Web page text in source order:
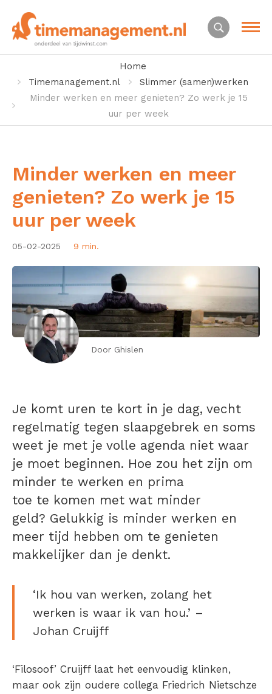
Home
Timemanagement.nl
Slimmer (samen)werken
Minder werken en meer genieten? Zo werk je 15
uur per week
Minder werken en meer
genieten? Zo werk je 15
uur per week
05-02-2025 9 min.
Door Ghislen
Je komt uren te kort in je dag, vecht
regelmatig tegen slaapgebrek en soms
weet je met je volle agenda niet waar
je moet beginnen. Hoe zou het zijn om
minder te werken en prima
toe te komen met wat minder
geld? Gelukkig is minder werken en
meer tijd hebben om te genieten
makkelijker dan je denkt.
‘Ik hou van werken, zolang het
werken is waar ik van hou.’ –
Johan Cruijff
‘Filosoof’ Cruijff laat het eenvoudig klinken,
maar ook zijn oudere collega Friedrich Nietschze